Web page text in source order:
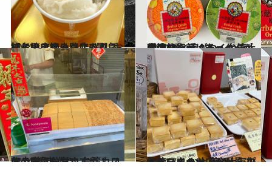
2024.10.1
【台湾スイーツ店3選】おいしい店は小路にあり!? 知る人ぞ知る台北の人気スイーツ店
旅＆お出かけ 2024.9.1
台湾旅行前にチェック！ 現地コーディネーターが厳選 人と差がつく台湾土産店4選
旅＆お出かけ
2024.8.1
お土産にもおすすめ！ ロケの人気おやつ 台湾カステラ3都市巡り
旅＆お出かけ 2024.7.1
ニューウェーブ系が見逃せない！ お土産に人気の台湾スイーツ パイナップルケーキのお店4選
旅＆お出かけ